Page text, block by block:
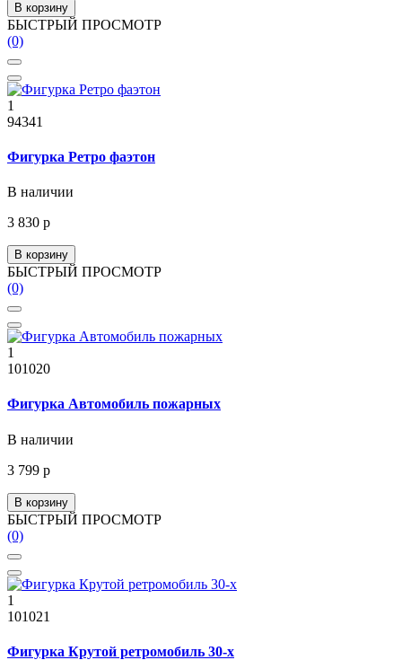
В корзину
БЫСТРЫЙ ПРОСМОТР
(0)
1
94341
Фигурка Ретро фаэтон
В наличии
3 830 р
В корзину
БЫСТРЫЙ ПРОСМОТР
(0)
1
101020
Фигурка Автомобиль пожарных
В наличии
3 799 р
В корзину
БЫСТРЫЙ ПРОСМОТР
(0)
1
101021
Фигурка Крутой ретромобиль 30-х